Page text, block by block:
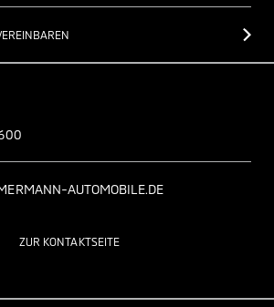
AUTOMOBILE.DE
ZUR KONTAKTSEITE